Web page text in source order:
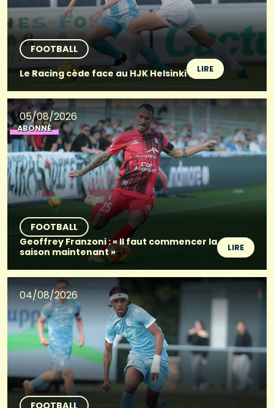
FOOTBALL
Le Racing cède face au HJK Helsinki
LIRE
05/08/2026
ABONNÉ
FOOTBALL
Geoffrey Franzoni : « Il faut commencer la
saison maintenant »
LIRE
04/08/2026